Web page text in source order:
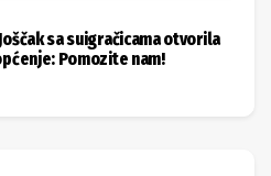
sa suigračicama otvorila
Pomozite nam!